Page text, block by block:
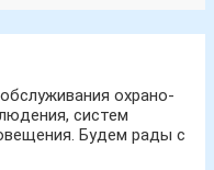
охрано-
систем
Будем рады с